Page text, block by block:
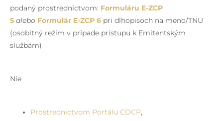
podaný prostredníctvom: Formuláru E-ZCP
5 alebo Formulár E-ZCP 6 pri dlhopisoch na meno/TNU
(osobitný režim v prípade prístupu k Emitentským
službám)
Nie
Prostredníctvom Portálu CDCP,